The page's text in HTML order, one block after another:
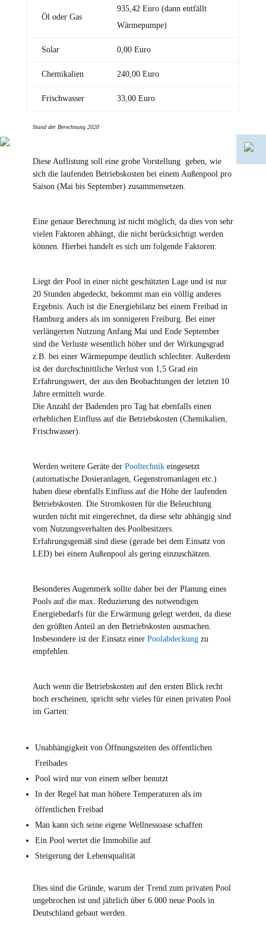
Öl oder Gas
935,42 Euro (dann entfällt
Wärmepumpe)
Solar 0,00 Euro
Chemikalien 240,00 Euro
Frischwasser 33,00 Euro
Stand der Berechnung 2020
Diese Auflistung soll eine grobe Vorstellung geben, wie
sich die laufenden Betriebskosten bei einem Außenpool pro
Saison (Mai bis September) zusammensetzen.
Eine genaue Berechnung ist nicht möglich, da dies von sehr
vielen Faktoren abhängt, die nicht berücksichtigt werden
können. Hierbei handelt es sich um folgende Faktoren:
Liegt der Pool in einer nicht geschützten Lage und ist nur
20 Stunden abgedeckt, bekommt man ein völlig anderes
Ergebnis. Auch ist die Energiebilanz bei einem Freibad in
Hamburg anders als im sonnigeren Freiburg. Bei einer
verlängerten Nutzung Anfang Mai und Ende September
sind die Verluste wesentlich höher und der Wirkungsgrad
z.B. bei einer Wärmepumpe deutlich schlechter. Außerdem
ist der durchschnittliche Verlust von 1,5 Grad ein
Erfahrungswert, der aus den Beobachtungen der letzten 10
Jahre ermittelt wurde.
Die Anzahl der Badenden pro Tag hat ebenfalls einen
erheblichen Einfluss auf die Betriebskosten (Chemikalien,
Frischwasser).
Werden weitere Geräte der Pooltechnikeingesetzt
(automatische Dosieranlagen, Gegenstromanlagen etc.)
haben diese ebenfalls Einfluss auf die Höhe der laufenden
Betriebskosten. Die Stromkosten für die Beleuchtung
wurden nicht mit eingerechnet, da diese sehr abhängig sind
vom Nutzungsverhalten des Poolbesitzers.
Erfahrungsgemäß sind diese (gerade bei dem Einsatz von
LED) bei einem Außenpool als gering einzuschätzen.
Besonderes Augenmerk sollte daher bei der Planung eines
Pools auf die max. Reduzierung des notwendigen
Energiebedarfs für die Erwärmung gelegt werden, da diese
den größten Anteil an den Betriebskosten ausmachen.
Insbesondere ist der Einsatz einer Poolabdeckungzu
empfehlen.
Auch wenn die Betriebskosten auf den ersten Blick recht
hoch erscheinen, spricht sehr vieles für einen privaten Pool
im Garten:
Unabhängigkeit von Öffnungszeiten des öffentlichen
Freibades
Pool wird nur von einem selber benutzt
In der Regel hat man höhere Temperaturen als im
öffentlichen Freibad
Man kann sich seine eigene Wellnessoase schaffen
Ein Pool wertet die Immobilie auf
Steigerung der Lebensqualität
Dies sind die Gründe, warum der Trend zum privaten Pool
ungebrochen ist und jährlich über 6.000 neue Pools in
Deutschland gebaut werden.